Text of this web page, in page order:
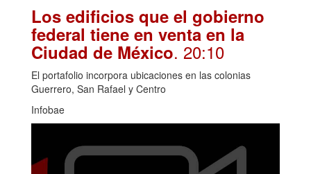
Los edificios que el gobierno
federal tiene en venta en la
Ciudad de México. 20:10
El portafolio incorpora ubicaciones en las colonias
Guerrero, San Rafael y Centro
Infobae